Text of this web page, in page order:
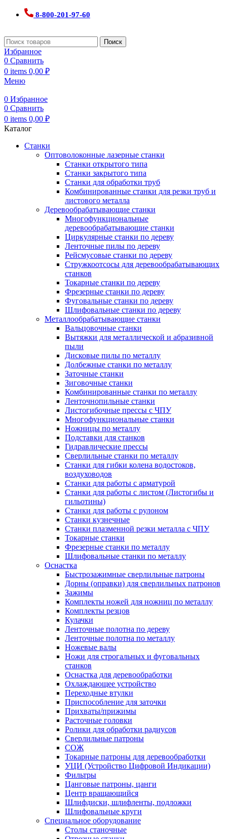
8-800-201-97-60
Поиск
Избранное
0 Сравнить
0 items 0,00 ₽
Меню
0 Избранное
0 Сравнить
0 items 0,00 ₽
Каталог
Станки
Оптоволоконные лазерные станки
Станки открытого типа
Станки закрытого типа
Станки для обработки труб
Комбинированные станки для резки труб и
листового металла
Деревообрабатывающие станки
Многофункциональные
деревообрабатывающие станки
Циркулярные станки по дереву
Ленточные пилы по дереву
Рейсмусовые станки по дереву
Стружкоотсосы для деревообрабатывающих
станков
Токарные станки по дереву
Фрезерные станки по дереву
Фуговальные станки по дереву
Шлифовальные станки по дереву
Металлообрабатывающие станки
Вальцовочные станки
Вытяжки для металлической и абразивной
пыли
Дисковые пилы по металлу
Долбежные станки по металлу
Заточные станки
Зиговочные станки
Комбинированные станки по металлу
Ленточнопильные станки
Листогибочные прессы с ЧПУ
Многофункциональные станки
Ножницы по металлу
Подставки для станков
Гидравлические прессы
Сверлильные станки по металлу
Станки для гибки колена водостоков,
воздуховодов
Станки для работы с арматурой
Станки для работы с листом (Листогибы и
гильотины)
Станки для работы с рулоном
Станки кузнечные
Станки плазменной резки металла с ЧПУ
Токарные станки
Фрезерные станки по металлу
Шлифовальные станки по металлу
Оснастка
Быстрозажимные сверлильные патроны
Дорны (оправки) для сверлильных патронов
Зажимы
Комплекты ножей для ножниц по металлу
Комплекты резцов
Кулачки
Ленточные полотна по дереву
Ленточные полотна по металлу
Ножевые валы
Ножи для строгальных и фуговальных
станков
Оснастка для деревообработки
Охлаждающее устройство
Переходные втулки
Приспособление для заточки
Прихваты/прижимы
Расточные головки
Ролики для обработки радиусов
Сверлильные патроны
СОЖ
Токарные патроны для деревообработки
УЦИ (Устройство Цифровой Индикации)
Фильтры
Цанговые патроны, цанги
Центр вращающийся
Шлифдиски, шлифленты, подложки
Шлифовальные круги
Специальное оборудование
Столы станочные